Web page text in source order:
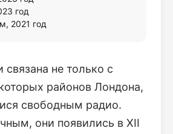
год
2021 год
не только с
районов Лондона,
свободным радио.
они появились в XII